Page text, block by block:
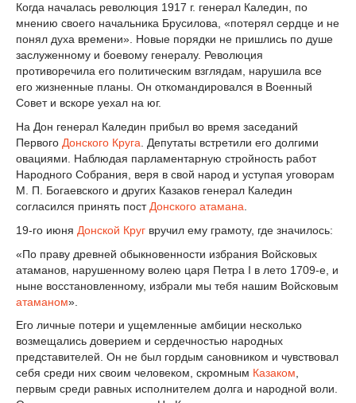
Когда началась революция 1917 г. генерал Каледин, по
мнению своего начальника Брусилова, «потерял сердце и не
понял духа времени». Новые порядки не пришлись по душе
заслуженному и боевому генералу. Революция
противоречила его политическим взглядам, нарушила все
его жизненные планы. Он откомандировался в Военный
Совет и вскоре уехал на юг.
На Дон генерал Каледин прибыл во время заседаний
Первого Донского Круга . Депутаты встретили его долгими
овациями. Наблюдая парламентарную стройность работ
Народного Собрания, веря в свой народ и уступая уговорам
М. П. Богаевского и других Казаков генерал Каледин
согласился принять пост Донского атамана
19-го июня Донской Круг вручил ему грамоту, где значилось:
«По праву древней обыкновенности избрания Войсковых
атаманов, нарушенному волею царя Петра I в лето 1709-е, и
ныне восстановленному, избрали мы тебя нашим Войсковым
атаманом».
Его личные потери и ущемленные амбиции несколько
возмещались доверием и сердечностью народных
представителей. Он не был гордым сановником и чувствовал
себя среди них своим человеком, скромным Казаком,
первым среди равных исполнителем долга и народной воли.